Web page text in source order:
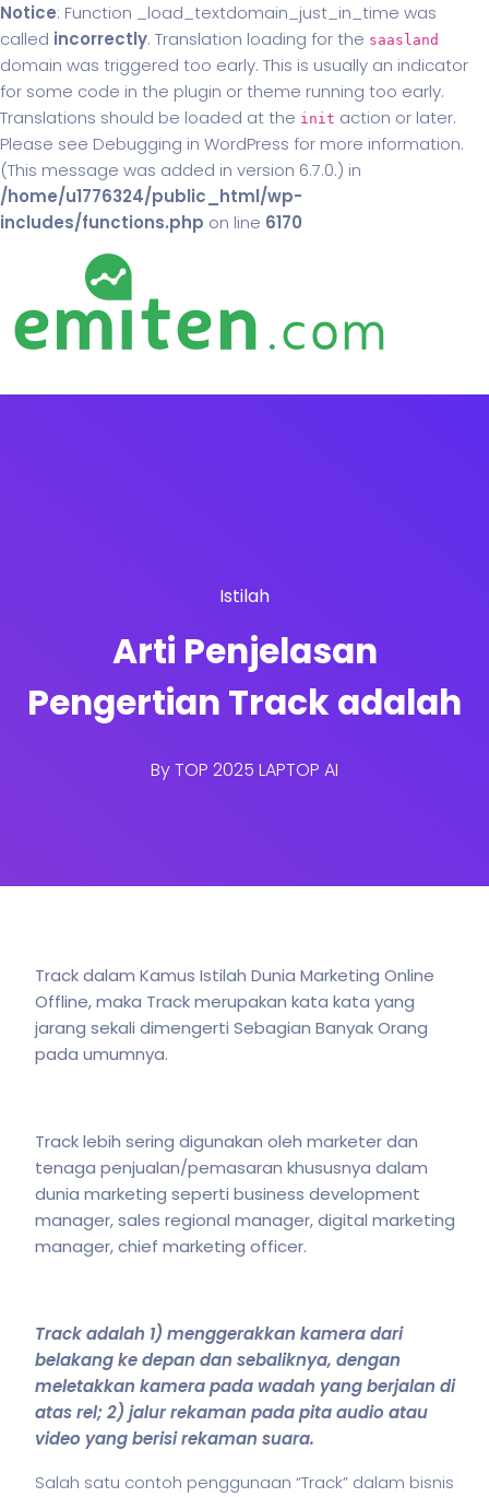
Notice: Function _load_textdomain_just_in_time was
called incorrectly. Translation loading for the saasland
domain was triggered too early. This is usually an indicator
for some code in the plugin or theme running too early.
Translations should be loaded at the init action or later.
Please see Debugging in WordPress for more information.
(This message was added in version 6.7.0.) in
/home/u1776324/public_html/wp-
includes/functions.php on line 6170
Istilah
Arti Penjelasan
Pengertian Track adalah
ByTOP 2025 LAPTOP AI
Track dalam Kamus Istilah Dunia Marketing Online
Offline, maka Track merupakan kata kata yang
jarang sekali dimengerti Sebagian Banyak Orang
pada umumnya.
Track lebih sering digunakan oleh marketer dan
tenaga penjualan/pemasaran khususnya dalam
dunia marketing seperti business development
manager, sales regional manager, digital marketing
manager, chief marketing officer.
Track adalah 1) menggerakkan kamera dari
belakang ke depan dan sebaliknya, dengan
meletakkan kamera pada wadah yang berjalan di
atas rel; 2) jalur rekaman pada pita audio atau
video yang berisi rekaman suara.
Salah satu contoh penggunaan “Track” dalam bisnis